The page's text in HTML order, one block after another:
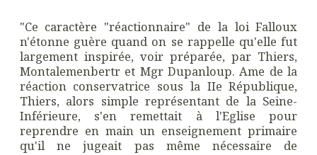
"Ce caractère "réactionnaire" de la loi Falloux
n'étonne guère quand on se rappelle qu'elle fut
largement inspirée, voir préparée, par Thiers,
Montalemenbertr et Mgr Dupanloup. Ame de la
réaction conservatrice sous la IIe République,
Thiers, alors simple représentant de la Seine-
Inférieure, s'en remettait à l'Eglise pour
reprendre en main un enseignement primaire
qu'il ne jugeait pas même nécessaire de